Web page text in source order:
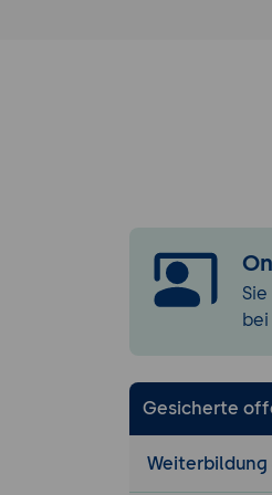
Gesicherte
Weiterbildung